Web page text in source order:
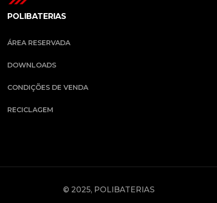
POLIBATERIAS
ÁREA RESERVADA
DOWNLOADS
CONDIÇÕES DE VENDA
RECICLAGEM
© 2025, POLIBATERIAS